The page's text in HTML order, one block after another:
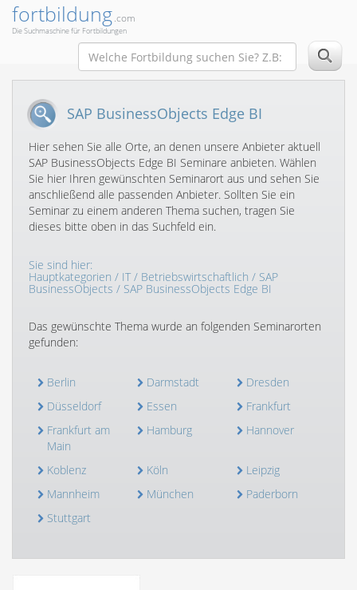
fortbildung.com
Die Suchmaschine für Fortbildungen
SAP BusinessObjects Edge BI
Hier sehen Sie alle Orte, an denen unsere Anbieter aktuell
SAP BusinessObjects Edge BI Seminare anbieten. Wählen
Sie hier Ihren gewünschten Seminarort aus und sehen Sie
anschließend alle passenden Anbieter. Sollten Sie ein
Seminar zu einem anderen Thema suchen, tragen Sie
dieses bitte oben in das Suchfeld ein.
Sie sind hier:
Hauptkategorien / IT/ Betriebswirtschaftlich / SAP
BusinessObjects / SAP BusinessObjects Edge BI
Das gewünschte Thema wurde an folgenden Seminarorten
gefunden:
Berlin Darmstadt
Dresden
Düsseldorf
Essen
Frankfurt
Frankfurt am
Main
Hamburg Hannover
Koblenz Köln
Leipzig
Mannheim
München
Paderborn
Stuttgart